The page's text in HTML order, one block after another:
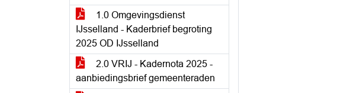
1.0 Omgevingsdienst
IJsselland - Kaderbrief begroting
2025 OD IJsselland
2.0 VRIJ - Kadernota 2025 -
aanbiedingsbrief gemeenteraden